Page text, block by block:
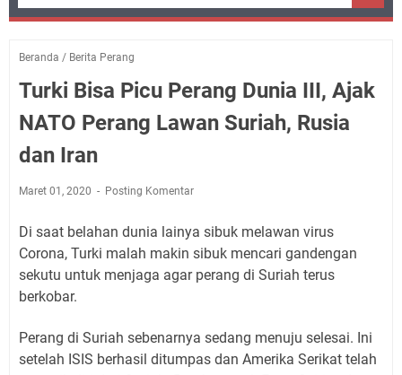
Beranda / Berita Perang
Turki Bisa Picu Perang Dunia III, Ajak
NATO Perang Lawan Suriah, Rusia
dan Iran
Maret 01, 2020 Posting Komentar
Di saat belahan dunia lainya sibuk melawan virus
Corona, Turki malah makin sibuk mencari gandengan
sekutu untuk menjaga agar perang di Suriah terus
berkobar.
Perang di Suriah sebenarnya sedang menuju selesai. Ini
setelah ISIS berhasil ditumpas dan Amerika Serikat telah